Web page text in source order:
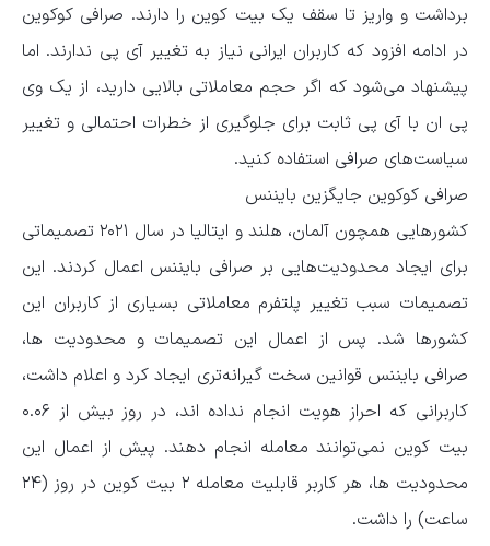
برداشت و واریز تا سقف یک بیت کوین را دارند. صرافی کوکوین
در ادامه افزود که کاربران ایرانی نیاز به تغییر آی پی ندارند. اما
پیشنهاد می‌شود که اگر حجم معاملاتی بالایی دارید، از یک وی
پی ان با آی پی ثابت برای جلوگیری از خطرات احتمالی و تغییر
سیاست‌های صرافی استفاده کنید.
صرافی کوکوین جایگزین بایننس
کشورهایی همچون آلمان، هلند و ایتالیا در سال ۲۰۲۱ تصمیماتی
برای ایجاد محدودیت‌هایی بر صرافی بایننس اعمال کردند. این
تصمیمات سبب تغییر پلتفرم معاملاتی بسیاری از کاربران این
کشورها شد. پس از اعمال این تصمیمات و محدودیت ها،
صرافی بایننس قوانین سخت گیرانه‌تری ایجاد کرد و اعلام داشت،
کاربرانی که احراز هویت انجام نداده اند، در روز بیش از ۰.۰۶
بیت کوین نمی‌توانند معامله انجام دهند. پیش از اعمال این
محدودیت ها، هر کاربر قابلیت معامله ۲ بیت کوین در روز (۲۴
ساعت) را داشت.